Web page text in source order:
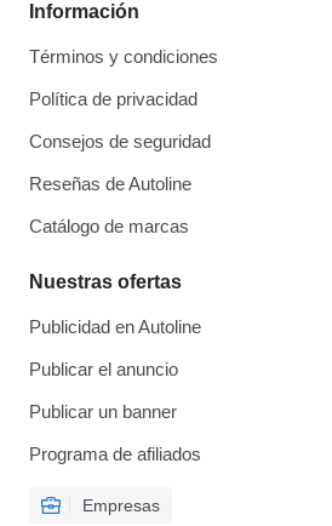
Información
Términos y condiciones
Política de privacidad
Consejos de seguridad
Reseñas de Autoline
Catálogo de marcas
Nuestras ofertas
Publicidad en Autoline
Publicar el anuncio
Publicar un banner
Programa de afiliados
Empresas